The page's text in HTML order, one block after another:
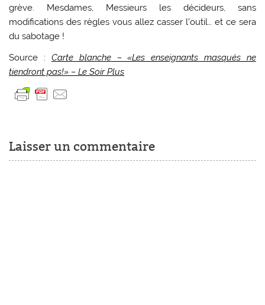
grève. Mesdames, Messieurs les décideurs, sans
modifications des règles vous allez casser l’outil… et ce sera
du sabotage !
Source : Carte blanche – «Les enseignants masqués ne
tiendront pas!» – Le Soir Plus
Laisser un commentaire